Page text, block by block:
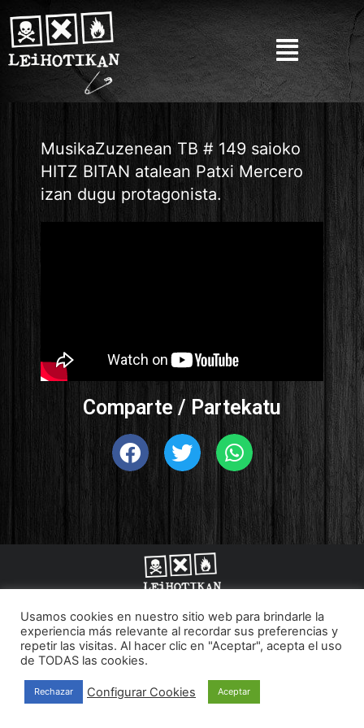
MusikaZuzenean TB # 149​ saioko
HITZ BITAN atalean Patxi Mercero
izan dugu protagonista.
Comparte / Partekatu
© 2022 Leihotikan
Aviso legal
Política de Privacidad
Política de cookies
Usamos cookies en nuestro sitio web para brindarle la
experiencia más relevante al recordar sus preferencias y
repetir las visitas. Al hacer clic en "Aceptar", acepta el uso
de TODAS las cookies.
Rechazar Configurar Cookies Aceptar